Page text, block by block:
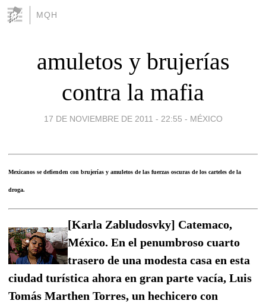
MQH
amuletos y brujerías
contra la mafia
17 DE NOVIEMBRE DE 2011 - 22:55 - MÉXICO
Mexicanos se defienden con brujerías y amuletos de las fuerzas oscuras de los carteles de la
droga.
[Karla Zabludosvky] Catemaco,
México. En el penumbroso cuarto
trasero de una modesta casa en esta
ciudad turística ahora en gran parte vacía, Luis
Tomás Marthen Torres, un hechicero con